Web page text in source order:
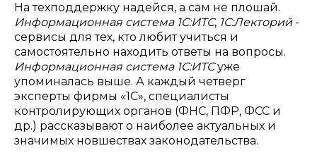
На техподдержку надейся, а сам не плошай.
Информационная система 1С:ИТС, 1С:Лекторий-
сервисы для тех, кто любит учиться и
самостоятельно находить ответы на вопросы.
Информационная система 1С:ИТСуже
упоминалась выше. А каждый четверг
эксперты фирмы «1С», специалисты
контролирующих органов (ФНС, ПФР, ФСС и
др.) рассказывают о наиболее актуальных и
значимых новшествах законодательства.